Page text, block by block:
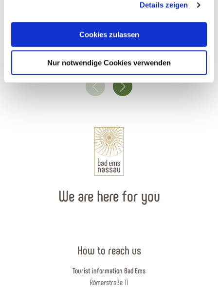
Cookies, wenn Sie unsere Webseite weiterhin nutzen.
Details zeigen
Cookies zulassen
Nur notwendige Cookies verwenden
Bad Ems
We are here for you
How to reach us
Tourist information Bad Ems
Römerstraße 11